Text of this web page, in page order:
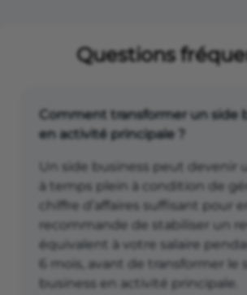
Questions
Comment transformer un side
en activité principale ?
Un side business peut devenir
à temps plein à condition de
chiffre d’affaires suffisant pour
recommande de stabiliser un
équivalent à votre salaire
6 mois, avant de transformer le
business en activité principale.